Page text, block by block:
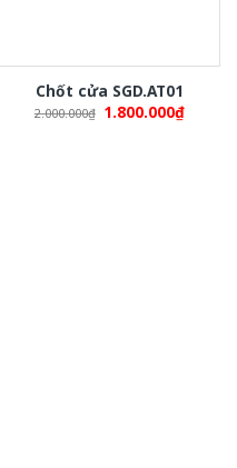
Chốt cửa SGD.AT01
2.000.000₫ Original
price
1.800.000₫